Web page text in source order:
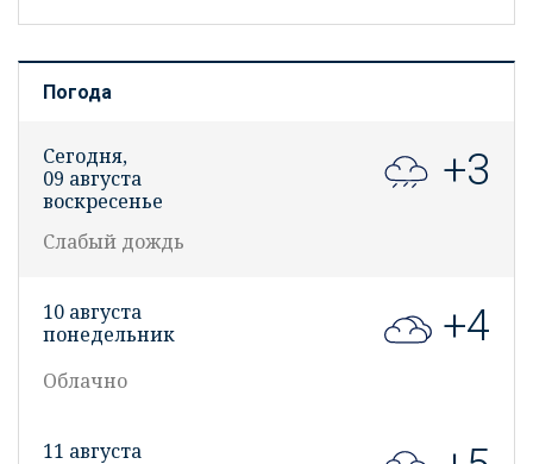
Погода
Сегодня,
09 августа
воскресенье
+3
Слабый дождь
10 августа
понедельник
+4
Облачно
11 августа